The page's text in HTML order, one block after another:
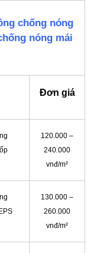
chống nóng
nóng mái
Đơn giá
120.000 –
240.000
vnđ/m²
130.000 –
260.000
vnđ/m²